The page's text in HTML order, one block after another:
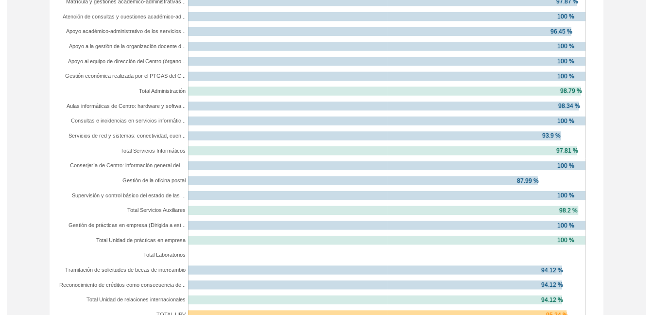
Total Unidad de relaciones internacionales
Reconocimiento de créditos como consecuencia de...
Tramitación de solicitudes de becas de intercambio
Total Laboratorios
Total Unidad de prácticas en empresa
Gestión de prácticas en empresa (Dirigida a est...
Total Servicios Auxiliares
Supervisión y control básico del estado de las ...
Gestión de la oficina postal
Conserjería de Centro: información general del ...
Total Servicios Informáticos
Servicios de red y sistemas: conectividad, cuen...
Consultas e incidencias en servicios informátic...
Aulas informáticas de Centro: hardware y softwa...
Total Administración
Gestión económica realizada por el PTGAS del C...
Apoyo al equipo de dirección del Centro (órgano...
Apoyo a la gestión de la organización docente d...
Apoyo académico-administrativo de los servicios...
Atención de consultas y cuestiones académico-ad...
Matrícula y gestiones académico-administrativas...